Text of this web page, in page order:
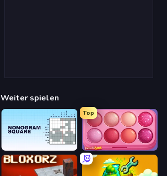
Weiter spielen
Top
Piece of Cake: Merge and Bake